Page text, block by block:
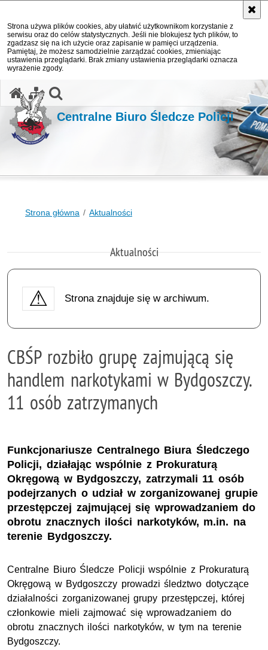
Strona używa plików cookies, aby ułatwić użytkownikom korzystanie z
serwisu oraz do celów statystycznych. Jeśli nie blokujesz tych plików, to
zgadzasz się na ich użycie oraz zapisanie w pamięci urządzenia.
Pamiętaj, że możesz samodzielnie zarządzać cookies, zmieniając
ustawienia przeglądarki. Brak zmiany ustawienia przeglądarki oznacza
wyrażenie zgody.
Centralne Biuro Śledcze Policji
Strona główna Aktualności
Aktualności
Strona znajduje się w archiwum.
CBŚP rozbiło grupę zajmującą się
handlem narkotykami w Bydgoszczy.
11 osób zatrzymanych
Funkcjonariusze Centralnego Biura Śledczego
Policji, działając wspólnie z Prokuraturą
Okręgową w Bydgoszczy, zatrzymali 11 osób
podejrzanych o udział w zorganizowanej grupie
przestępczej zajmującej się wprowadzaniem do
obrotu znacznych ilości narkotyków, m.in. na
terenie Bydgoszczy.
Centralne Biuro Śledcze Policji wspólnie z Prokuraturą
Okręgową w Bydgoszczy prowadzi śledztwo dotyczące
działalności zorganizowanej grupy przestępczej, której
członkowie mieli zajmować się wprowadzaniem do
obrotu znacznych ilości narkotyków, w tym na terenie
Bydgoszczy.